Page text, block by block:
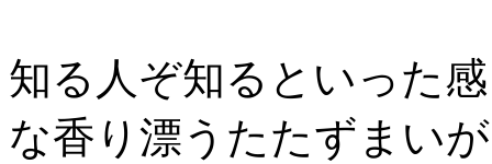
知る人ぞ知るといった
な香り漂うたたずまい